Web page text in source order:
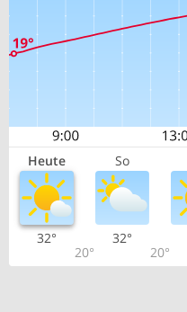
Heute So
32°
20°
32°
20°